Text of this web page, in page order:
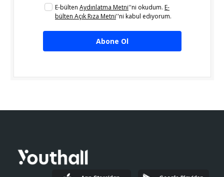
E-bülten Aydınlatma Metni''ni okudum. E-
bülten Açık Rıza Metni''ni kabul ediyorum.
Abone Ol